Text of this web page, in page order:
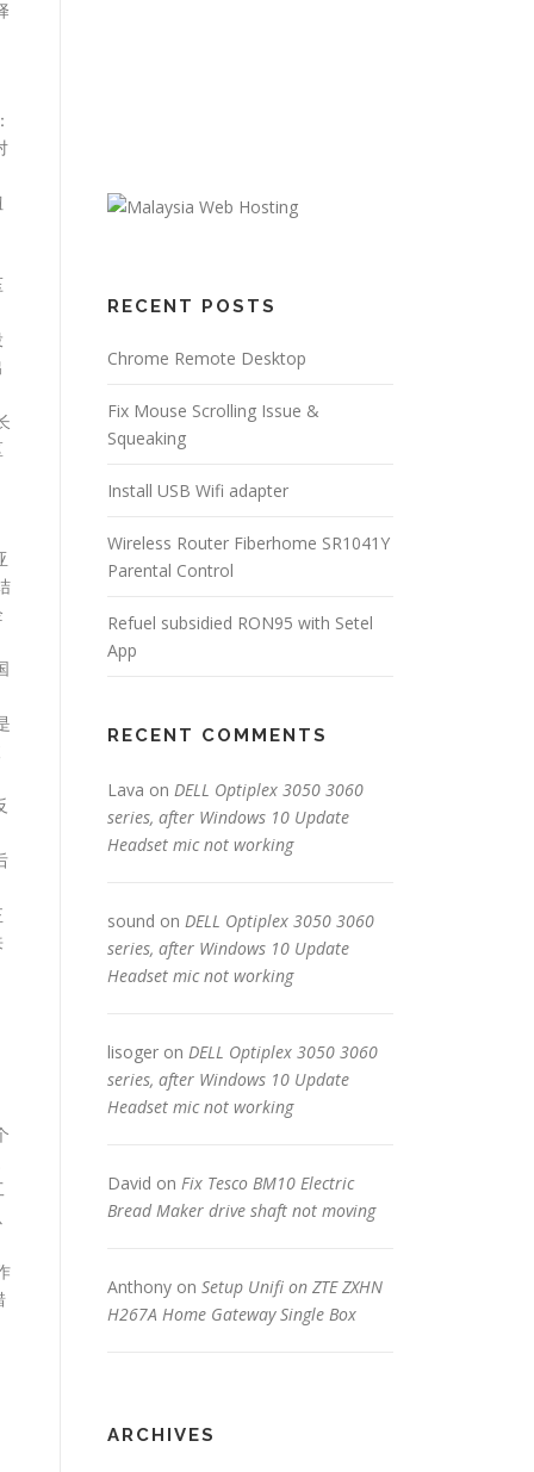
RECENT POSTS
Chrome Remote Desktop
Fix Mouse Scrolling Issue &
Squeaking
Install USB Wifi adapter
Wireless Router Fiberhome SR1041Y
Parental Control
Refuel subsidied RON95 with Setel
App
RECENT COMMENTS
Lava on DELL Optiplex 3050 3060
series, after Windows 10 Update
Headset mic not working
sound on DELL Optiplex 3050 3060
series, after Windows 10 Update
Headset mic not working
lisoger on DELL Optiplex 3050 3060
series, after Windows 10 Update
Headset mic not working
David on Fix Tesco BM10 Electric
Bread Maker drive shaft not moving
Anthony on Setup Unifi on ZTE ZXHN
H267A Home Gateway Single Box
ARCHIVES